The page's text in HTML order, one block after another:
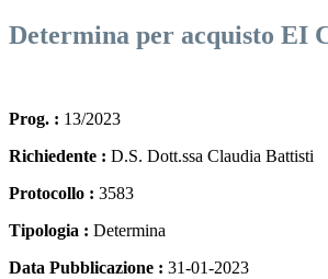
Determina per acquisto EI
Prog. : 13/2023
Richiedente : D.S. Dott.ssa Claudia Battisti
Protocollo : 3583
Tipologia : Determina
Data Pubblicazione : 31-01-2023